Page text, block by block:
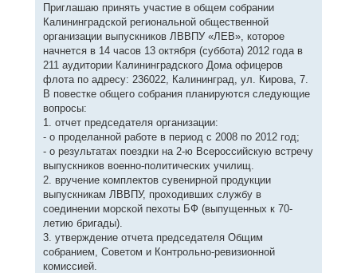
и
е
Приглашаю принять участие в общем собрании
Калининградской региональной общественной
организации выпускников ЛВВПУ «ЛЕВ», которое
начнется в 14 часов 13 октября (суббота) 2012 года в
211 аудитории Калининградского Дома офицеров
флота по адресу: 236022, Калининград, ул. Кирова, 7.
В повестке общего собрания планируются следующие
вопросы:
1. отчет председателя организации:
- о проделанной работе в период с 2008 по 2012 год;
- о результатах поездки на 2-ю Всероссийскую встречу
выпускников военно-политических училищ.
2. вручение комплектов сувенирной продукции
выпускникам ЛВВПУ, проходивших службу в
соединении морской пехоты БФ (выпущенных к 70-
летию бригады).
3. утверждение отчета председателя Общим
собранием, Советом и Контрольно-ревизионной
комиссией.